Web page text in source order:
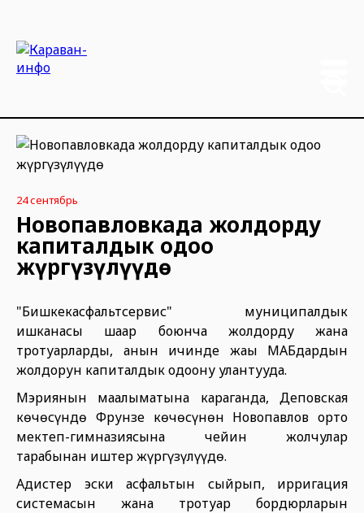
24 сентябрь
Новопавловкада жолдорду
капиталдык оңдоо
жүргүзүлүүдө
"Бишкекасфальтсервис" муниципалдык
ишканасы шаар боюнча жолдорду жана
тротуарларды, анын ичинде жаңы МАБдардын
жолдорун капиталдык оңдоону улантууда.
Мэриянын маалыматына караганда, Деповская
көчөсүндө Фрунзе көчөсүнөн Новопавлов орто
мектеп-гимназиясына чейин жолчулар
тарабынан иштер жүргүзүлүүдө.
Адистер эски асфальтын сыйрып, ирригация
системасын жана тротуар бордюрларын